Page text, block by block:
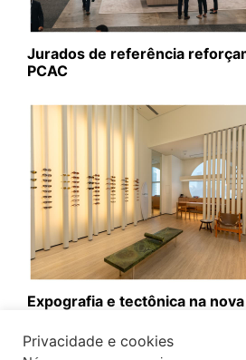
Jurados de referência
PCAC
Expografia e tectônica na
Privacidade e cookies